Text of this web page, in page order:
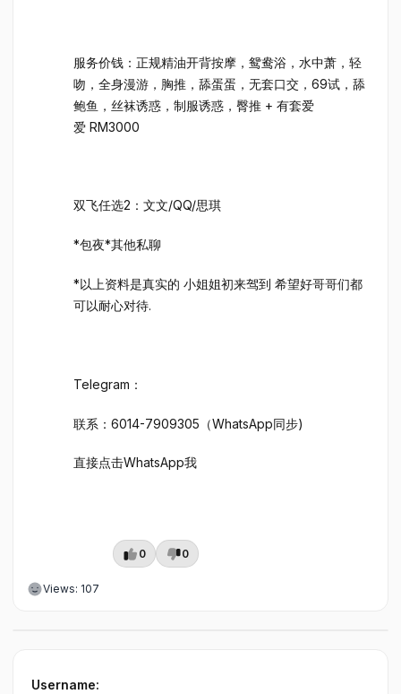
服务价钱：正规精油开背按摩，鸳鸯浴，水中萧，轻
吻，全身漫游，胸推，舔蛋蛋，无套口交，69试，舔
鲍鱼，丝袜诱惑，制服诱惑，臀推 + 有套爱
爱 RM3000
双飞任选2：文文/QQ/思琪
*包夜*其他私聊
*以上资料是真实的 小姐姐初来驾到 希望好哥哥们都
可以耐心对待.
Telegram：
联系：6014-7909305（WhatsApp同步)
直接点击WhatsApp我
0 0
Views: 107
Username: